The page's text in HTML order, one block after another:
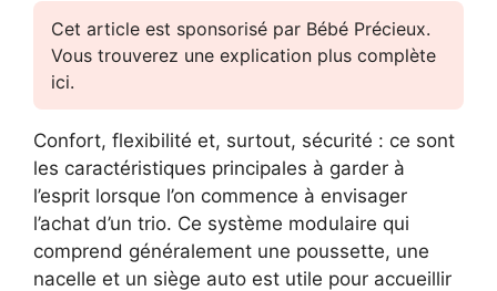
Cet article est sponsorisé par Bébé Précieux.
Vous trouverez une explication plus complète
ici.
Confort, flexibilité et, surtout, sécurité : ce sont
les caractéristiques principales à garder à
l’esprit lorsque l’on commence à envisager
l’achat d’un trio. Ce système modulaire qui
comprend généralement une poussette, une
nacelle et un siège auto est utile pour accueillir